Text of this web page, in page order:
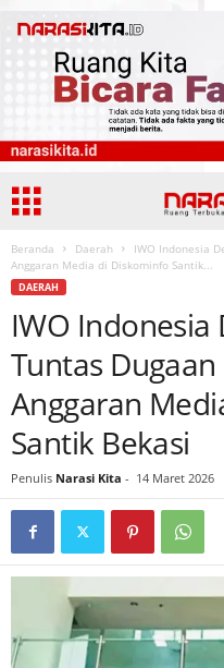
Beranda Daerah
IWO Indonesia
Anggaran Media di Diskominfo Santik...
DAERAH
IWO Indonesia
Tuntas
Anggaran
Santik Bekasi
Penulis Narasi Kita - 14 Maret 2026